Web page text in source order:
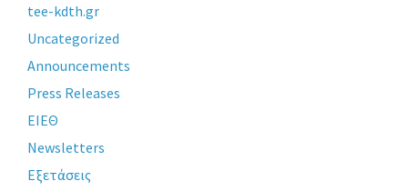
tee-kdth.gr
Uncategorized
Announcements
Press Releases
ΕΙΕΘ
Newsletters
Εξετάσεις